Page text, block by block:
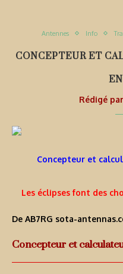
Antennes Info
CONCEPTEUR ET
Rédigé par
Concepteur et
Les éclipses font des
De AB7RG sota-
Concepteur et